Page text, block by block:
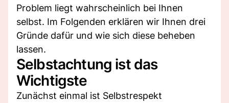
Problem liegt wahrscheinlich bei Ihnen
selbst. Im Folgenden erklären wir Ihnen drei
Gründe dafür und wie sich diese beheben
lassen.
Selbstachtung ist das
Wichtigste
Zunächst einmal ist Selbstrespekt